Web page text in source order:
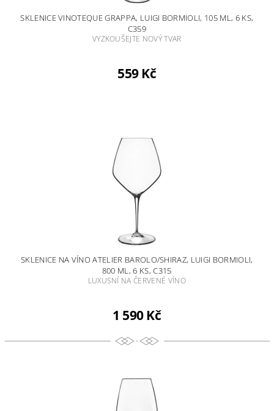
SKLENICE VINOTEQUE GRAPPA, LUIGI BORMIOLI, 105 ML, 6 KS,
C359
VYZKOUŠEJTE NOVÝ TVAR
559 Kč
SKLENICE NA VÍNO ATELIER BAROLO/SHIRAZ, LUIGI BORMIOLI,
800 ML, 6 KS, C315
LUXUSNÍ NA ČERVENÉ VÍNO
1 590 Kč